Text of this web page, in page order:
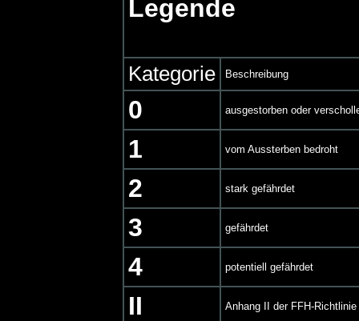
Legende
Kategorie Beschreibung
0 ausgestorben oder
1 vom Aussterben bedroht
2 stark gefährdet
3 gefährdet
4 potentiell gefährdet
II Anhang II der FFH-Richtlinie